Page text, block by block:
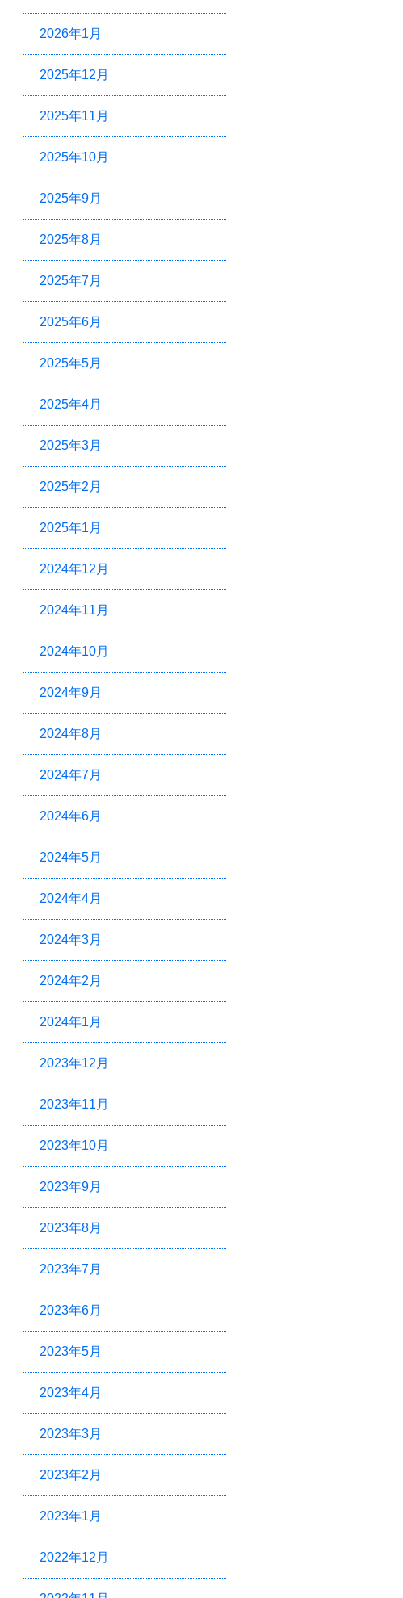
Hatena
2026年1月
2025年12月
2025年11月
2025年10月
2025年9月
2025年8月
2025年7月
2025年6月
2025年5月
2025年4月
2025年3月
2025年2月
2025年1月
2024年12月
2024年11月
2024年10月
2024年9月
2024年8月
2024年7月
2024年6月
2024年5月
2024年4月
2024年3月
2024年2月
2024年1月
2023年12月
2023年11月
2023年10月
2023年9月
2023年8月
2023年7月
2023年6月
2023年5月
2023年4月
2023年3月
2023年2月
2023年1月
2022年12月